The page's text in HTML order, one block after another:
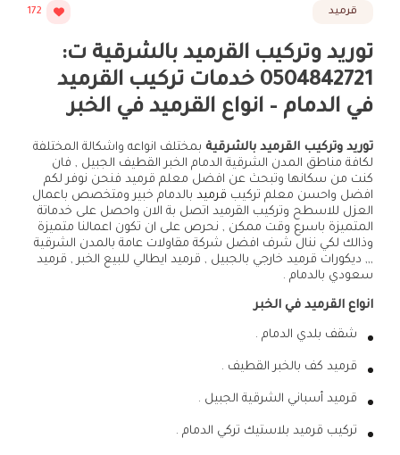
قرميد 172
توريد وتركيب القرميد بالشرقية ت:
0504842721 خدمات تركيب القرميد
في الدمام – انواع القرميد في الخبر
توريد وتركيب القرميد بالشرقية بمختلف انواعه واشكالة المختلفة
لكافة مناطق المدن الشرقية الدمام الخبر القطيف الجبيل , فان
كنت من سكانها وتبحث عن افضل معلم قرميد فنحن نوفر لكم
افضل واحسن معلم تركيب قرميد بالدمام خبير ومتخصص باعمال
العزل للاسطح وتركيب القرميد اتصل بة الان واحصل على خدماتة
المتميزة باسرع وقت ممكن , نحرص على ان تكون اعمالنا متميزة
وذالك لكي ننال شرف افضل شركة مقاولات عامة بالمدن الشرقية
,,, ديكورات قرميد خارجي بالجبيل , قرميد ايطالي للبيع الخبر , قرميد
سعودي بالدمام .
انواع القرميد في الخبر
شقف بلدي الدمام .
قرميد كف بالخبر القطيف .
قرميد أسباني الشرقية الجبيل .
تركيب قرميد بلاستيك تركي الدمام .